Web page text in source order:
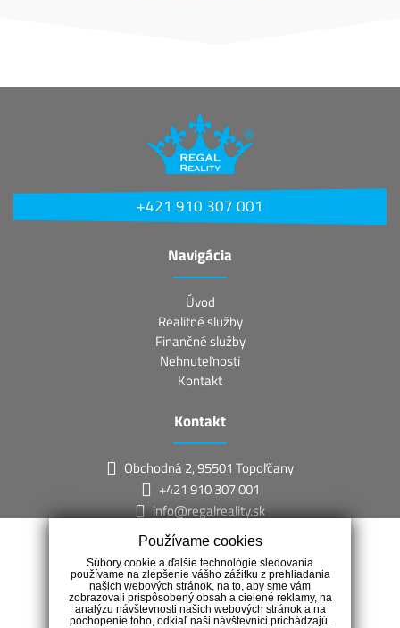
+421 910 307 001
Navigácia
Úvod
Realitné služby
Finančné služby
Nehnuteľnosti
Kontakt
Kontakt
Obchodná 2, 95501 Topoľčany
+421 910 307 001
info@regalreality.sk
Ako moderná spoločnosť, s originálnym prístupom ku klientom,
Používame cookies
Súbory cookie a ďalšie technológie sledovania
používame na zlepšenie vášho zážitku z prehliadania
našich webových stránok, na to, aby sme vám
zobrazovali prispôsobený obsah a cielené reklamy, na
analýzu návštevnosti našich webových stránok a na
pochopenie toho, odkiaľ naši návštevníci prichádzajú.